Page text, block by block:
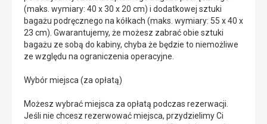
(maks. wymiary: 40 x 30 x 20 cm) i dodatkowej sztuki
bagażu podręcznego na kółkach (maks. wymiary: 55 x 40 x
23 cm). Gwarantujemy, że możesz zabrać obie sztuki
bagażu ze sobą do kabiny, chyba że będzie to niemożliwe
ze względu na ograniczenia operacyjne.
Wybór miejsca (za opłatą)
Możesz wybrać miejsca za opłatą podczas rezerwacji.
Jeśli nie chcesz rezerwować miejsca, przydzielimy Ci